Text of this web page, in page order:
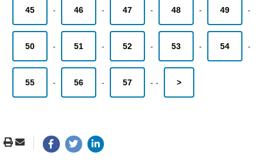
45 - 46 - 47 - 48 - 49 -
50 - 51 - 52 - 53 - 54 -
55 - 56 - 57 - - >